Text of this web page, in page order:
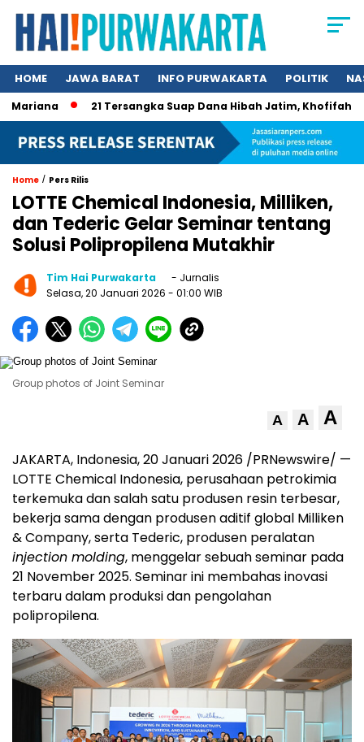
HOME JAWA BARAT INFO PURWAKARTA POLITIK
21 Tersangka Suap Dana Hibah Jatim, Khofifah Kini
Home / Pers Rilis
LOTTE Chemical Indonesia, Milliken,
dan Tederic Gelar Seminar tentang
Solusi Polipropilena Mutakhir
Tim Hai Purwakarta
- Jurnalis
Selasa, 20 Januari 2026 - 01:00 WIB
Group photos of Joint Seminar
A A A
JAKARTA, Indonesia,20 Januari 2026 /PRNewswire/ —
LOTTE Chemical Indonesia, perusahaan petrokimia
terkemuka dan salah satu produsen resin terbesar,
bekerja sama dengan produsen aditif global Milliken
& Company, serta Tederic, produsen peralatan
injection molding, menggelar sebuah seminar pada
21 November 2025. Seminar ini membahas inovasi
terbaru dalam produksi dan pengolahan
polipropilena.